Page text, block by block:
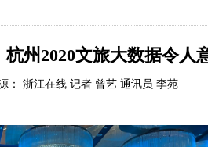
州2020文旅大数据令人
： 浙江在线 记者 曾艺 通讯员 李苑